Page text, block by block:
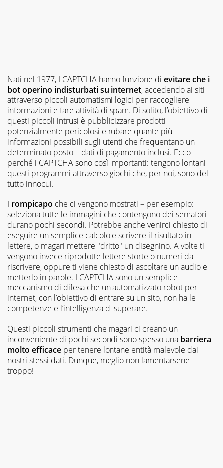
Nati nel 1977, I CAPTCHA hanno funzione di evitare che i
bot operino indisturbati su internet, accedendo ai siti
attraverso piccoli automatismi logici per raccogliere
informazioni e fare attività di spam. Di solito, l’obiettivo di
questi piccoli intrusi è pubblicizzare prodotti
potenzialmente pericolosi e rubare quante più
informazioni possibili sugli utenti che frequentano un
determinato posto – dati di pagamento inclusi. Ecco
perché i CAPTCHA sono così importanti: tengono lontani
questi programmi attraverso giochi che, per noi, sono del
tutto innocui.
I rompicapo che ci vengono mostrati – per esempio:
seleziona tutte le immagini che contengono dei semafori –
durano pochi secondi. Potrebbe anche venirci chiesto di
eseguire un semplice calcolo e scrivere il risultato in
lettere, o magari mettere "dritto" un disegnino. A volte ti
vengono invece riprodotte lettere storte o numeri da
riscrivere, oppure ti viene chiesto di ascoltare un audio e
metterlo in parole. I CAPTCHA sono un semplice
meccanismo di difesa che un automatizzato robot per
internet, con l’obiettivo di entrare su un sito, non ha le
competenze e l’intelligenza di superare.
Questi piccoli strumenti che magari ci creano un
inconveniente di pochi secondi sono spesso una barriera
molto efficace per tenere lontane entità malevole dai
nostri stessi dati. Dunque, meglio non lamentarsene
troppo!